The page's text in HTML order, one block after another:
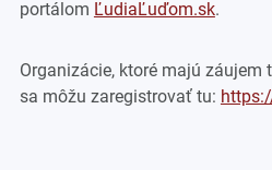
portálom ĽudiaĽuďom.sk.
Organizácie, ktoré majú záujem
sa môžu zaregistrovať tu: